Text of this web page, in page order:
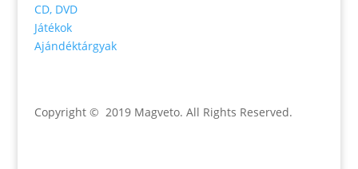
CD, DVD
Játékok
Ajándéktárgyak
Copyright © 2019 Magveto. All Rights Reserved.